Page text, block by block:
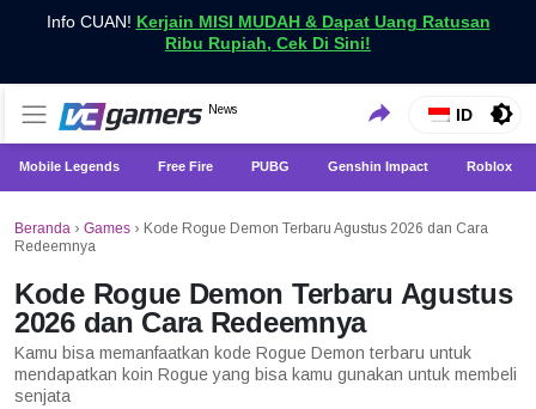
Info CUAN! Kerjain MISI MUDAH & Dapat Uang Ratusan
Ribu Rupiah, Cek Di Sini!
VCGamers News
News
Dapatkan Berita Games Terbaru Hanya di VCGamers
ID
Mobile Legends Free Fire PUBG Genshin Impact Roblox
Beranda › Games › Kode Rogue Demon Terbaru Agustus 2026 dan Cara
Redeemnya
Kode Rogue Demon Terbaru Agustus
2026 dan Cara Redeemnya
Kamu bisa memanfaatkan kode Rogue Demon terbaru untuk
mendapatkan koin Rogue yang bisa kamu gunakan untuk membeli
senjata